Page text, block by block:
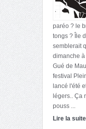
paréo ? le
tongs ? Île
semblerait
dimanche
Gué de
festival
lancé l'été
légers.. Ça
pouss ...
Lire la suite